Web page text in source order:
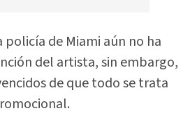
de Miami aún no ha
del artista, sin embargo,
de que todo se trata